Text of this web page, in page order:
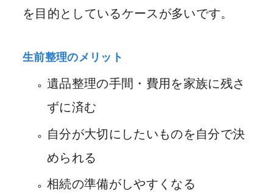
を目的としているケースが多いです。
生前整理のメリット
遺品整理の手間・費用を家族に残さ
ずに済む
自分が大切にしたいものを自分で決
められる
相続の準備がしやすくなる